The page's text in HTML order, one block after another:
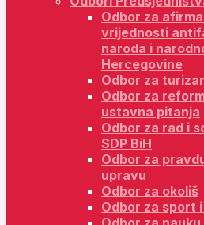
Odbor za
vrijednosti
naroda i
Hercegovine
Odbor za
Odbor za
ustavna pitanja
Odbor za rad i
SDP BiH
Odbor za
upravu
Odbor za okoliš
Odbor za sport